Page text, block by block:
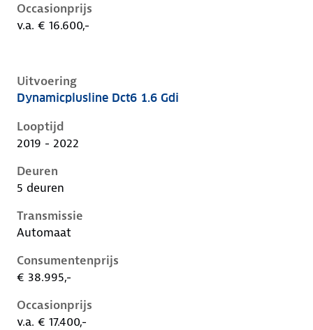
Occasionprijs
v.a. € 16.600,-
Uitvoering
Kia Niro i-de-1e-facelift, 1.6 gdi, 104 kW, Plug-in
Dynamicplusline Dct6 1.6 Gdi
Looptijd
2019 - 2022
Deuren
5 deuren
Transmissie
Automaat
Consumentenprijs
€ 38.995,-
Occasionprijs
v.a. € 17.400,-